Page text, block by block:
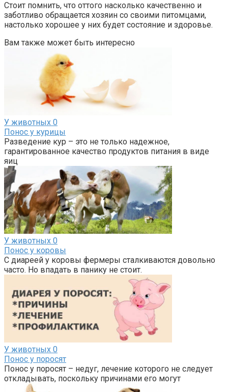
Стоит помнить, что оттого насколько качественно и
заботливо обращается хозяин со своими питомцами,
настолько хорошее у них будет состояние и здоровье.
Вам также может быть интересно
У животных 0
Понос у курицы
Разведение кур – это не только надежное,
гарантированное качество продуктов питания в виде
яиц
У животных 0
Понос у коровы
С диареей у коровы фермеры сталкиваются довольно
часто. Но впадать в панику не стоит.
У животных 0
Понос у поросят
Понос у поросят – недуг, лечение которого не следует
откладывать, поскольку причинами его могут